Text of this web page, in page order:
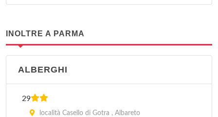
INOLTRE A PARMA
ALBERGHI
29
località Casello di Gotra , Albareto